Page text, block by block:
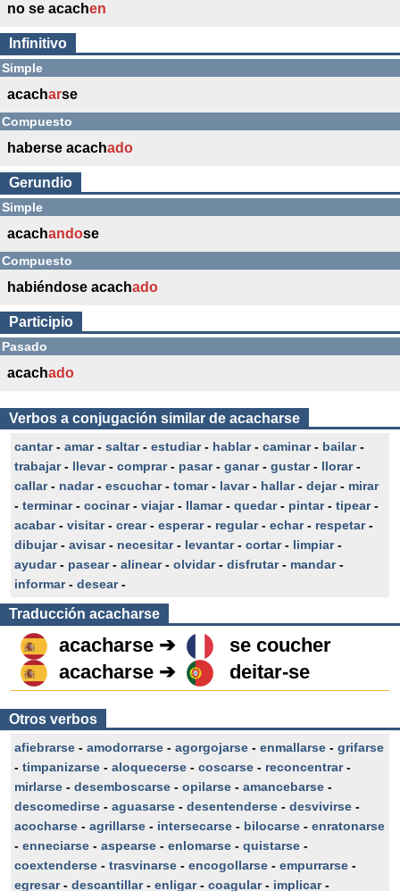
no se acachen
Infinitivo
Simple
acacharse
Compuesto
haberse acachado
Gerundio
Simple
acachandose
Compuesto
habiéndose acachado
Participio
Pasado
acachado
Verbos a conjugación similar de acacharse
cantar- amar- saltar- estudiar- hablar- caminar- bailar-
trabajar- llevar- comprar- pasar- ganar- gustar- llorar-
callar- nadar- escuchar- tomar- lavar- hallar- dejar- mirar
- terminar- cocinar- viajar- llamar- quedar- pintar- tipear-
acabar- visitar- crear- esperar- regular- echar- respetar-
dibujar- avisar- necesitar- levantar- cortar- limpiar-
ayudar- pasear- alinear- olvidar- disfrutar- mandar-
informar- desear-
Traducción acacharse
acacharse ➔
se coucher
acacharse ➔
deitar-se
Otros verbos
afiebrarse - amodorrarse - agorgojarse - enmallarse - grifarse
- timpanizarse - aloquecerse - coscarse - reconcentrar-
mirlarse - desemboscarse - opilarse - amancebarse -
descomedirse - aguasarse - desentenderse - desvivirse -
acocharse - agrillarse - intersecarse - bilocarse - enratonarse
- enneciarse - aspearse - enlomarse - quistarse -
coextenderse - trasvinarse - encogollarse - empurrarse -
egresar- descantillar- enligar- coagular- implicar-